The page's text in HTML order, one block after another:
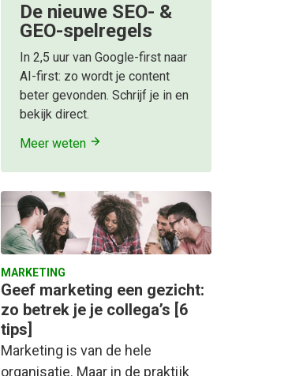
De nieuwe SEO- &
GEO-spelregels
In 2,5 uur van Google-first naar
AI-first: zo wordt je content
beter gevonden. Schrijf je in en
bekijk direct.
Meer weten
MARKETING
Geef marketing een gezicht:
zo betrek je je collega’s [6
tips]
Marketing is van de hele
organisatie. Maar in de praktijk